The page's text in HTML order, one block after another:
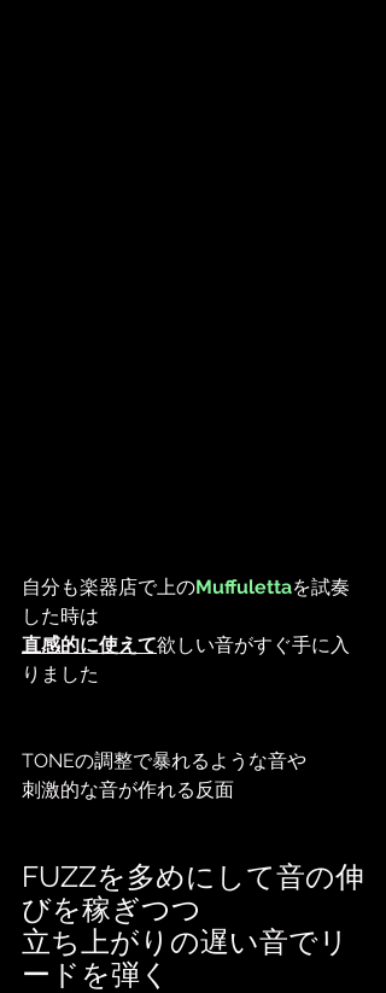
自分も楽器店で上のMuffulettaを試奏
した時は
直感的に使えて欲しい音がすぐ手に入
りました
TONEの調整で暴れるような音や
刺激的な音が作れる反面
FUZZを多めにして音の伸
びを稼ぎつつ
立ち上がりの遅い音でリ
ードを弾く